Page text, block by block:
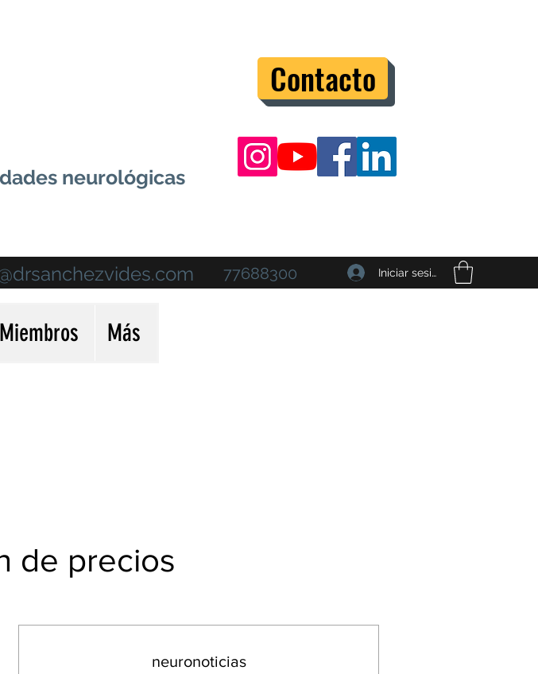
neurológicas
Contacto
77688300 Iniciar sesión
Miembros Más
de precios
neuronoticias